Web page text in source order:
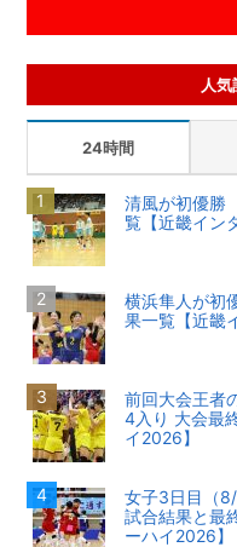
人
24時間
清風が初優勝
覧【近畿イン
横浜隼人が初
果一覧【近畿
前回大会王者
4入り 大会最
イ2026】
女子3日目（
試合結果と最
ーハイ2026】